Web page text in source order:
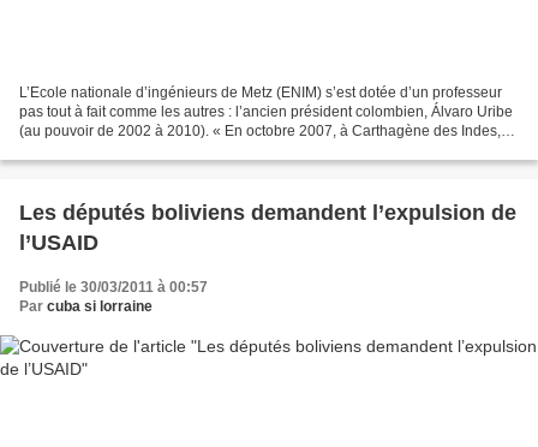
L’Ecole nationale d’ingénieurs de Metz (ENIM) s’est dotée d’un professeur
pas tout à fait comme les autres : l’ancien président colombien, Álvaro Uribe
(au pouvoir de 2002 à 2010). « En octobre 2007, à Carthagène des Indes,
Les députés boliviens demandent l’expulsion de
l’USAID
Publié le 30/03/2011 à 00:57
Par cuba si lorraine